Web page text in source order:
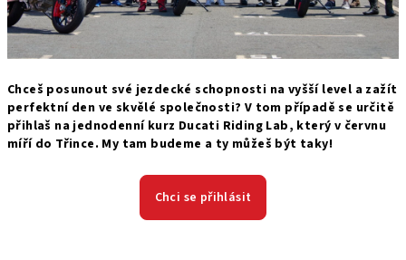
Chceš posunout své jezdecké schopnosti na vyšší level a zažít
perfektní den ve skvělé společnosti? V tom případě se určitě
přihlaš na jednodenní kurz Ducati Riding Lab, který v červnu
míří do Třince. My tam budeme a ty můžeš být taky!
Chci se přihlásit